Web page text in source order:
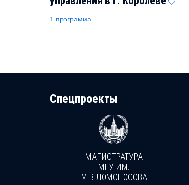
1 программа
Cпецпроекты
МАГИСТРАТУРА
МГУ ИМ.
М.В.ЛОМОНОСОВА